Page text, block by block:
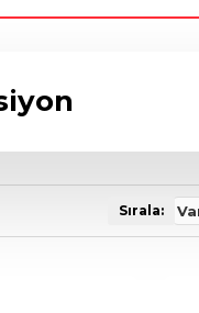
Sırala: